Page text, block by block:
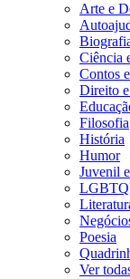
Arte e
Ciência
Contos
Direito
Filosofia
História
Humor
Juvenil
Poesia
Ver